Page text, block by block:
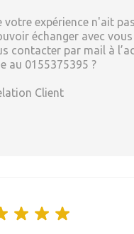
votre expérience n'ait
échanger avec
contacter par mail à
au 0155375395 ?
Client